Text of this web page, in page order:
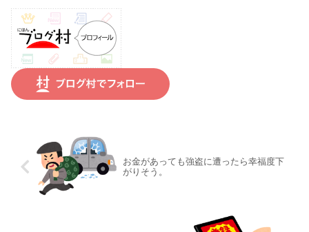
お金があっても強盗に遭ったら幸福度下
がりそう。